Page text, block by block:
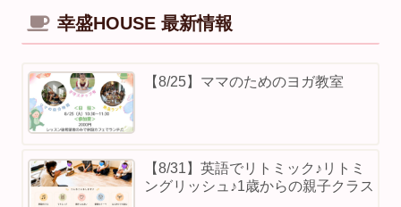
幸盛HOUSE 最新情報
【8/25】ママのためのヨガ教室
【8/31】英語でリトミック♪リトミ
ングリッシュ♪1歳からの親子クラス